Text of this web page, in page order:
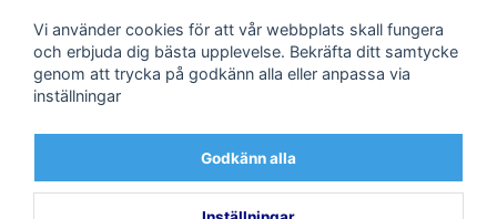
Mail:info@sportscater.se
Support
Allmänna villkor
Kontakta oss
Facebook
Twitter
Vi använder cookies för att vår webbplats skall fungera
och erbjuda dig bästa upplevelse. Bekräfta ditt samtycke
genom att trycka på godkänn alla eller anpassa via
inställningar
Godkänn alla